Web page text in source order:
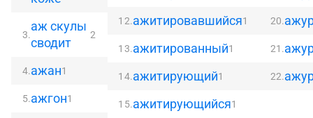
3.
аж скулы
сводит
2
4.ажан1
5.ажгон1
12.ажитировавшийся1
13.ажитированный1
14.ажитирующий1
15.ажитирующийся1
20.
21.
22.